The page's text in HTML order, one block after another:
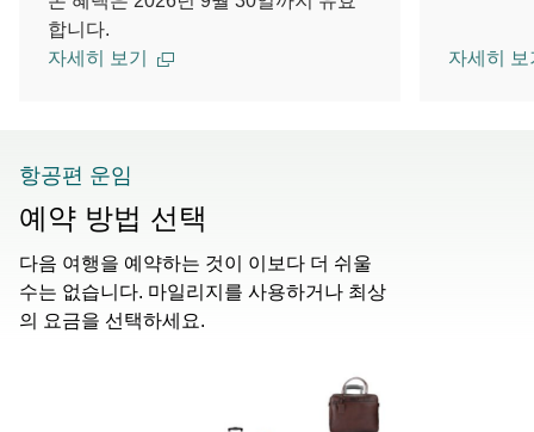
합니다.
자세히 보기
자세히 보
항공편 운임
예약 방법 선택
다음 여행을 예약하는 것이 이보다 더 쉬울
수는 없습니다. 마일리지를 사용하거나 최상
의 요금을 선택하세요.